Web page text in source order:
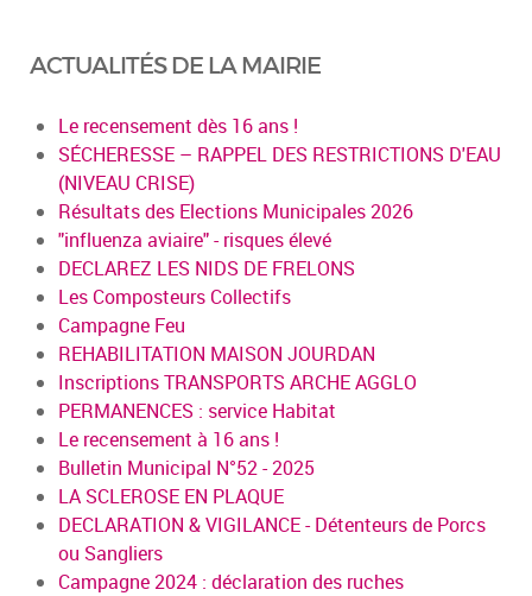
ACTUALITÉS DE LA MAIRIE
Le recensement dès 16 ans !
SÉCHERESSE – RAPPEL DES RESTRICTIONS D'EAU
(NIVEAU CRISE)
Résultats des Elections Municipales 2026
"influenza aviaire" - risques élevé
DECLAREZ LES NIDS DE FRELONS
Les Composteurs Collectifs
Campagne Feu
REHABILITATION MAISON JOURDAN
Inscriptions TRANSPORTS ARCHE AGGLO
PERMANENCES : service Habitat
Le recensement à 16 ans !
Bulletin Municipal N°52 - 2025
LA SCLEROSE EN PLAQUE
DECLARATION & VIGILANCE - Détenteurs de Porcs
ou Sangliers
Campagne 2024 : déclaration des ruches